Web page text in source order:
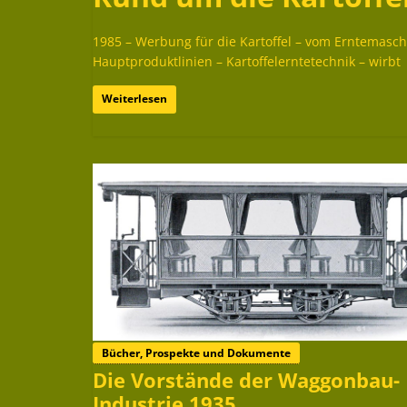
1985 – Werbung für die Kartoffel – vom
Hauptproduktlinien – Kartoffelerntetechnik – wirbt
Weiterlesen
Bücher, Prospekte und Dokumente
Die Vorstände der Waggonbau-